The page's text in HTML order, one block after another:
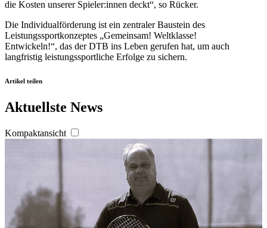
die Kosten unserer Spieler:innen deckt“, so Rücker.
Die Individualförderung ist ein zentraler Baustein des
Leistungssportkonzeptes „Gemeinsam! Weltklasse!
Entwickeln!“, das der DTB ins Leben gerufen hat, um auch
langfristig leistungssportliche Erfolge zu sichern.
Artikel teilen
Aktuellste News
Kompaktansicht